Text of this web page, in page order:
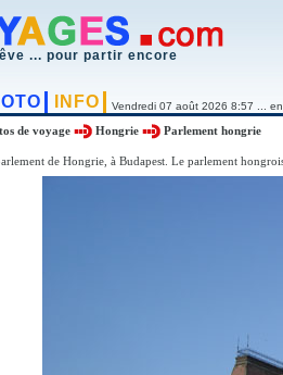
... pour partir encore
INFO Vendredi 07 août 2026 8:57 ...
de voyage Hongrie Parlement hongrie
de Hongrie, à Budapest. Le parlement